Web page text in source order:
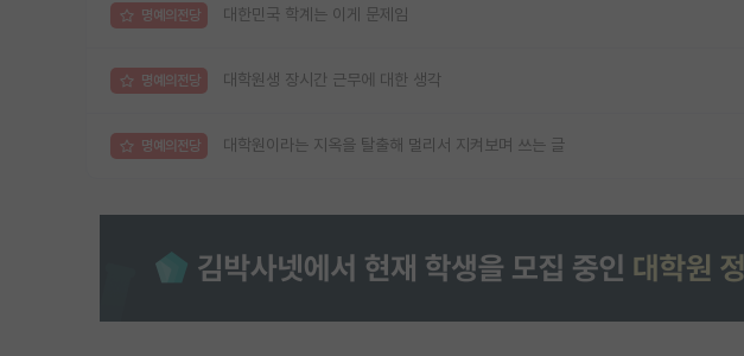
명예의전당 대한민국 학계는 이게 문제임
명예의전당 대학원생 장시간 근무에 대한 생각
명예의전당 대학원이라는 지옥을 탈출해 멀리서 지켜보며 쓰는 글